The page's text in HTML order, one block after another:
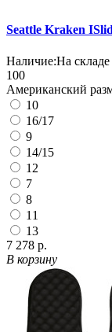
Seattle Kraken
Наличие:На
100
Американский
10
16/17
9
14/15
12
7
8
11
13
7 278 р.
В корзину